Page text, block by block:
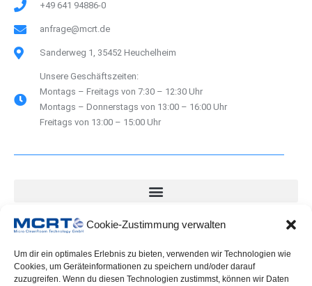
Cookie-Zustimmung verwalten
Um dir ein optimales Erlebnis zu bieten, verwenden wir Technologien wie
Cookies, um Geräteinformationen zu speichern und/oder darauf
zuzugreifen. Wenn du diesen Technologien zustimmst, können wir Daten
a
t
i
+49 641 94886-0
anfrage@mcrt.de
Sanderweg 1, 35452 Heuchelheim
Unsere Geschäftszeiten:
Montags – Freitags von 7:30 – 12:30 Uhr
Montags – Donnerstags von 13:00 – 16:00 Uhr
Freitags von 13:00 – 15:00 Uhr